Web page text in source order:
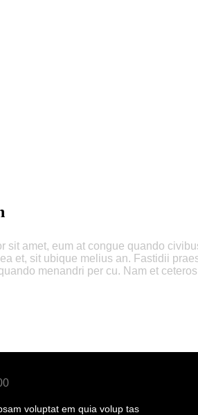
sit amet, eum at congue quando
et, sit ubique melius an. Fastidii
menandri per cu. Nam et
voluptat em quia volup tas